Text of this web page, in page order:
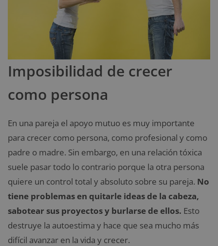
Imposibilidad de crecer
como persona
En una pareja el apoyo mutuo es muy importante
para crecer como persona, como profesional y como
padre o madre. Sin embargo, en una relación tóxica
suele pasar todo lo contrario porque la otra persona
quiere un control total y absoluto sobre su pareja. No
tiene problemas en quitarle ideas de la cabeza,
sabotear sus proyectos y burlarse de ellos. Esto
destruye la autoestima y hace que sea mucho más
difícil avanzar en la vida y crecer.